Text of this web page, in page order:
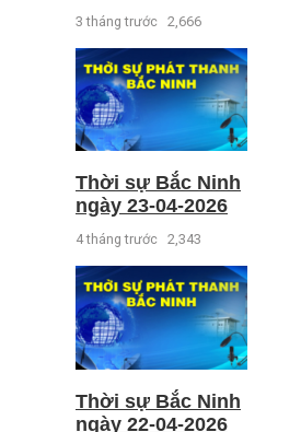
3 tháng trước 2,666
Thời sự Bắc Ninh
ngày 23-04-2026
4 tháng trước 2,343
Thời sự Bắc Ninh
ngày 22-04-2026